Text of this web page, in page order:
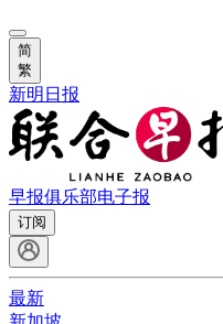
简
繁
新明日报
早报俱乐部电子报
订阅
最新